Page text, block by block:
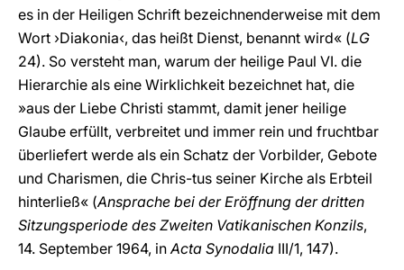
es in der Heiligen Schrift bezeichnenderweise mit dem
Wort ›Diakonia‹, das heißt Dienst, benannt wird« (LG
24). So versteht man, warum der heilige Paul VI. die
Hierarchie als eine Wirklichkeit bezeichnet hat, die
»aus der Liebe Christi stammt, damit jener heilige
Glaube erfüllt, verbreitet und immer rein und fruchtbar
überliefert werde als ein Schatz der Vorbilder, Gebote
und Charismen, die Chris-tus seiner Kirche als Erbteil
hinterließ« (Ansprache bei der Eröffnung der dritten
Sitzungsperiode des Zweiten Vatikanischen Konzils,
14. September 1964, inActa Synodalia III/1, 147).